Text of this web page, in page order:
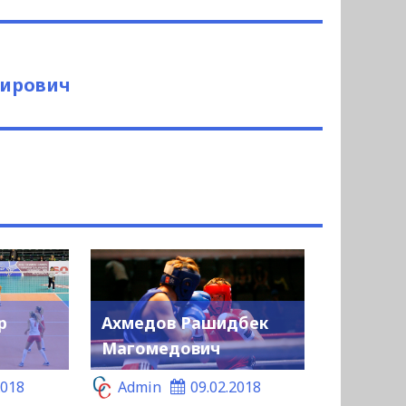
Ахмедов Рашидбек
Магомедович
Admin
09.02.2018